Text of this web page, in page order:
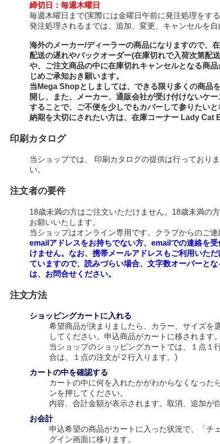
締切日：毎週木曜日
毎週木曜日まで(実際には金曜日午前に発注処理をす
発注処理されるまでは、追加、変更、キャンセルを
海外のメーカー/ディーラーの商品になりますので、
配送の遅れやバックオーダー(在庫切れで入荷次第配
や、ご注文商品の中に在庫切れキャンセルとなる商
じめご承知おき願います。
当Mega Shopとしましては、できる限り多くの商品
開し、また、メーカー、通販会社が受け付けないケ
することで、ご不便を少しでもカバーして参りたい
納期を大切にされたい方は、在庫コーナー Lady Cat
印刷カタログ
当ショップでは、 印刷カタログの提供は行っており
い。
注文者の要件
18歳未満の方はご注文いただけません。18歳未満の
お願いいたします。
当ショップはオンライン専用です。クラブからのご
emailアドレスをお持ちでない方、emailでの連絡を
けません。なお、携帯メールアドレスもご利用いた
ていますので、読みづらい場合、文字数オーバーと
は、お問合せください。
注文方法
ショッピングカートに入れる
希望商品が決まりましたら、カラー、サイズを
してください。申込商品がカートに移されます
当ショップのショッピングカートでは、１点１
合は、１点の注文が２行入ります。)
カートの中を確認する
カートの中に何を入れたかがわからなくなった
ンを押してください。
内容、合計金額が表示されます。取消、追加が
お会計
申込希望の商品がカートに入った状況で、「チ
グイン画面に移ります。